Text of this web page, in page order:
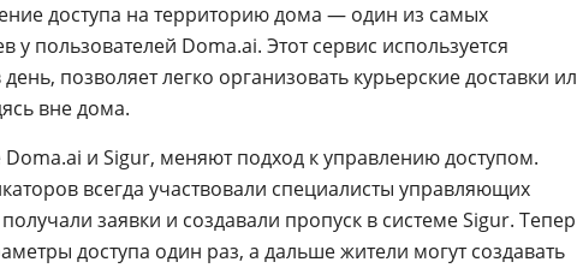
доступа на территорию дома — один из самых
у пользователей Doma.ai. Этот сервис используется
позволяет легко организовать курьерские доставки
вне дома.
и Sigur, меняют подход к управлению доступом.
всегда участвовали специалисты управляющих
заявки и создавали пропуск в системе Sigur.
доступа один раз, а дальше жители могут создавать